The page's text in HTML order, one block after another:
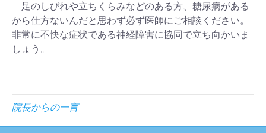
足のしびれや立ちくらみなどのある方、糖尿病がある
から仕方ないんだと思わず必ず医師にご相談ください。
非常に不快な症状である神経障害に協同で立ち向かいま
しょう。
院長からの一言